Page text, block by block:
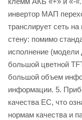
инвертор МАП
транслирует сеть
стену: помимо
исполнение
большой цветной
большой объем
информации. 5.
качества ЕС, что
нормам качества и